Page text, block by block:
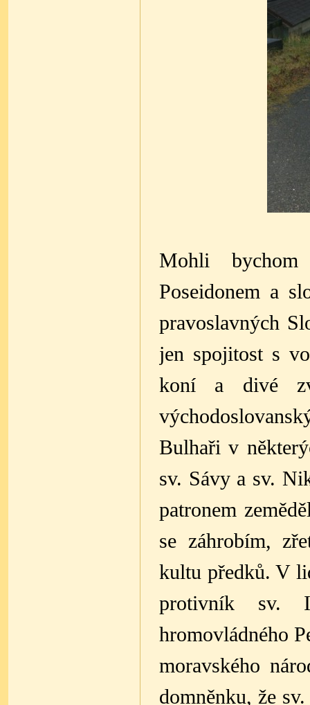
Mohli
Poseidonem a
pravoslavných
jen spojitost s
koní a divé
Bulhaři v
sv. Sávy a sv.
patronem
se záhrobím,
kultu předků. V
protivník sv.
hromovládného
moravského
domněnku, že